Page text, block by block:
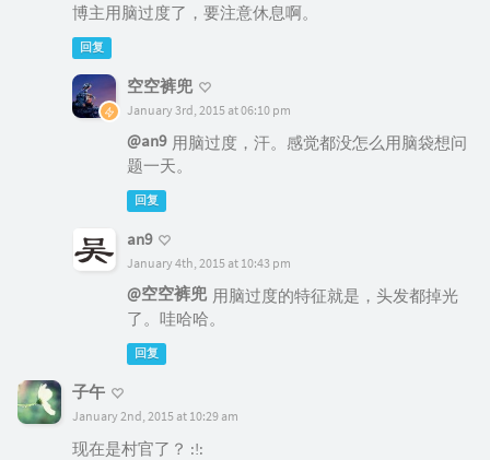
博主用脑过度了，要注意休息啊。
回复
空空裤兜
January 3rd, 2015 at 06:10 pm
@an9 用脑过度，汗。感觉都没怎么用脑袋想问
题一天。
回复
an9
January 4th, 2015 at 10:43 pm
@空空裤兜 用脑过度的特征就是，头发都掉光
了。哇哈哈。
回复
子午
January 2nd, 2015 at 10:29 am
现在是村官了？ :!: